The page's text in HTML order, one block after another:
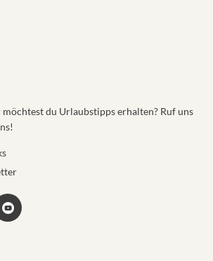
möchtest du Urlaubstipps erhalten? Ruf uns